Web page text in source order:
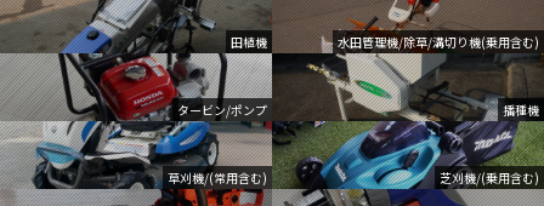
田植機 水田管理機/除草/溝切り機(乗用含む)
タービン/ポンプ 播種機
草刈機/(常用含む) 芝刈機/(乗用含む)